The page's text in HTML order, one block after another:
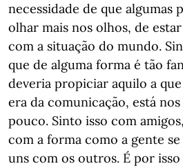
necessidade de que algumas
olhar mais nos olhos, de
com a situação do mundo.
que de alguma forma é tão
deveria propiciar aquilo a
era da comunicação, está
pouco. Sinto isso com
com a forma como a gente
uns com os outros. É por